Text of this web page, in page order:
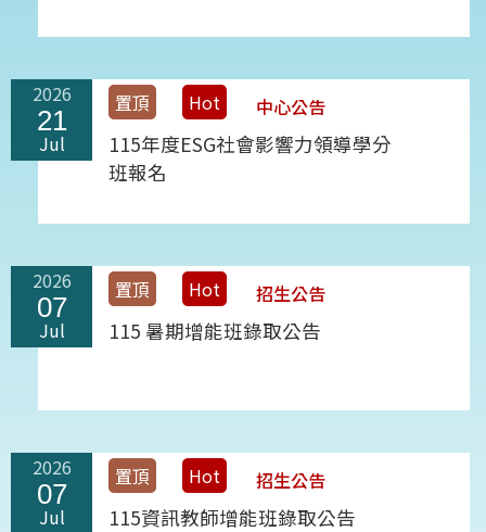
單公告
2026
21
Jul
置頂 Hot 中心公告
115年度ESG社會影響力領導學分
班報名
2026
07
Jul
置頂 Hot 招生公告
115 暑期增能班錄取公告
2026
07
Jul
置頂 Hot 招生公告
115資訊教師增能班錄取公告